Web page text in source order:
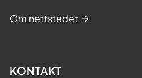
Om nettstedet
KONTAKT